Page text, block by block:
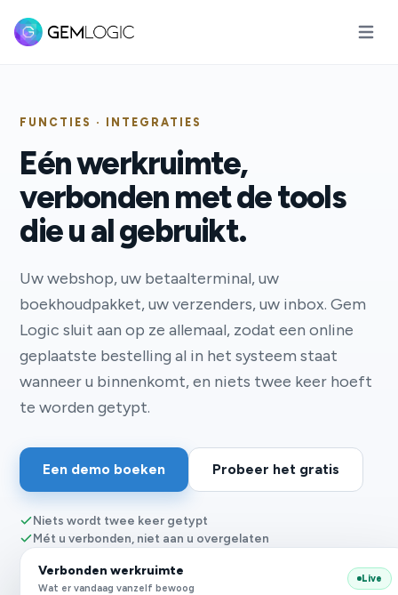
FUNCTIES · INTEGRATIES
Eén werkruimte,
verbonden met de tools
die u al gebruikt.
Uw webshop, uw betaalterminal, uw
boekhoudpakket, uw verzenders, uw inbox. Gem
Logic sluit aan op ze allemaal, zodat een online
geplaatste bestelling al in het systeem staat
wanneer u binnenkomt, en niets twee keer hoeft
te worden getypt.
Een demo boeken Probeer het gratis
Niets wordt twee keer getypt
Mét u verbonden, niet aan u overgelaten
Verbonden werkruimte
Wat er vandaag vanzelf bewoog
Live